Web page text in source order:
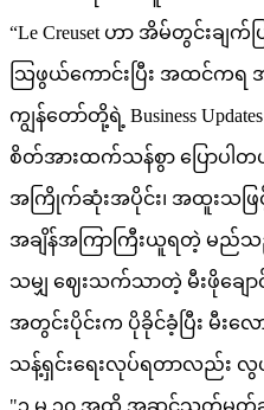
“Le Creuset ဟာ အိမ်တွင်း
သြဖွယ်ကောင်းပြီး အထင်က
ကျွန်တော်တို့ရဲ့ Business
စိတ်အားထက်သန်စွာ ပြောပါတယ်
အကြိုက်ဆုံးအပိုင်း၊ အထူးသဖြ
အချိန်အကြာကြီးယူရတဲ့ မည်သ
သမျှ ဈေးသက်သာတဲ့ မီးဖိုချေ
အတွင်းပိုင်းက ပိုခိုင်ခံ့ပြီး မီးလ
သန့်ရှင်းရေးလုပ်ရတာလည်း
"၁ မှ ၁၀ အထိ အဆင့်သတ်မှတ်ချ